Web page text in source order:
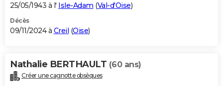
25/05/1943 à l' Isle-Adam (Val-d'Oise)
Décès
09/11/2024 à Creil (Oise)
Nathalie BERTHAULT (60 ans)
Créer une cagnotte obsèques